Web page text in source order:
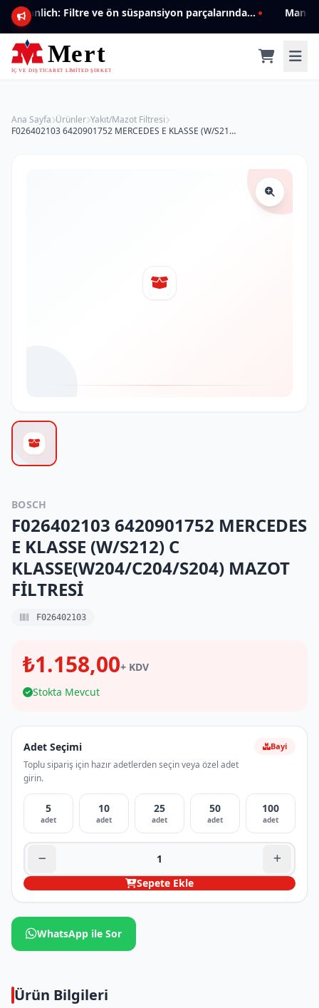
Mannlich: Filtre ve ön süspansiyon parçalarında genişleyen ürün yelpazesiyle kalite ve güven.
Ana Sayfa Ürünler Yakıt/Mazot Filtresi
F026402103 6420901752 MERCEDES E KLASSE (W/S212) C KLASSE(W204/C204/S204) MAZOT FİLTRESİ
BOSCH
F026402103 6420901752 MERCEDES
E KLASSE (W/S212) C
KLASSE(W204/C204/S204) MAZOT
FİLTRESİ
F026402103
₺1.158,00+ KDV
Stokta Mevcut
Adet Seçimi
Toplu sipariş için hazır adetlerden seçin veya özel adet
girin.
Bayi
5
adet
10
adet
25
adet
50
adet
100
adet
Sepete Ekle
WhatsApp ile Sor
Ürün Bilgileri